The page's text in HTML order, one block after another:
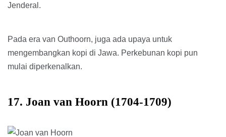
Jenderal.
Pada era van Outhoorn, juga ada upaya untuk
mengembangkan kopi di Jawa. Perkebunan kopi pun
mulai diperkenalkan.
17. Joan van Hoorn (1704-1709)